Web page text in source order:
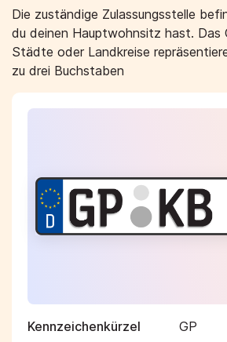
Die zuständige Zulassungsstelle
du deinen Hauptwohnsitz hast. Das
Städte oder Landkreise
zu drei Buchstaben
Kennzeichenkürzel GP